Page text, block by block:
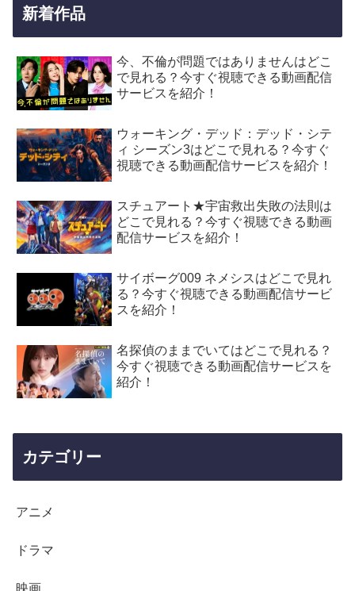
新着作品
今、不倫が問題ではありませんはどこ
で見れる？今すぐ視聴できる動画配信
サービスを紹介！
ウォーキング・デッド：デッド・シテ
ィ シーズン3はどこで見れる？今すぐ
視聴できる動画配信サービスを紹介！
スチュアート★宇宙救出失敗の法則は
どこで見れる？今すぐ視聴できる動画
配信サービスを紹介！
サイボーグ009 ネメシスはどこで見れ
る？今すぐ視聴できる動画配信サービ
スを紹介！
名探偵のままでいてはどこで見れる？
今すぐ視聴できる動画配信サービスを
紹介！
カテゴリー
アニメ
ドラマ